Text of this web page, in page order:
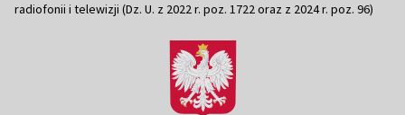
radiofonii i telewizji (Dz. U. z 2022 r. poz. 1722 oraz z 2024 r. poz. 96)